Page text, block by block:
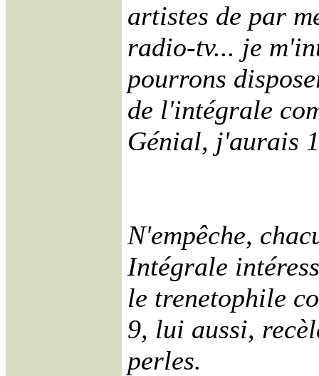
artistes de par
radio-tv... je
pourrons
de l'intégrale
Génial, j'aurais
N'empêche,
Intégrale
le trenetophile
9, lui aussi,
perles.